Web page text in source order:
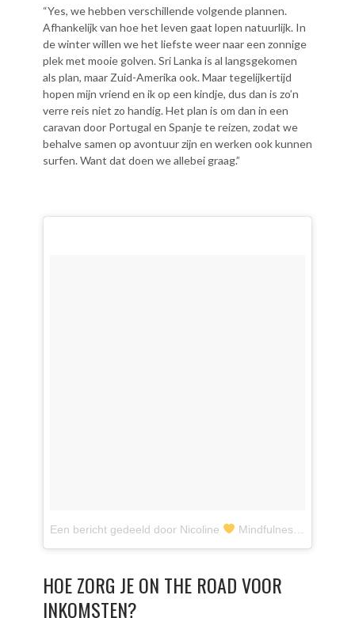
“Yes, we hebben verschillende volgende plannen.
Afhankelijk van hoe het leven gaat lopen natuurlijk. In
de winter willen we het liefste weer naar een zonnige
plek met mooie golven. Sri Lanka is al langsgekomen
als plan, maar Zuid-Amerika ook. Maar tegelijkertijd
hopen mijn vriend en ik op een kindje, dus dan is zo’n
verre reis niet zo handig. Het plan is om dan in een
caravan door Portugal en Spanje te reizen, zodat we
behalve samen op avontuur zijn en werken ook kunnen
surfen. Want dat doen we allebei graag.”
Een bericht gedeeld door Nicoline Mindfulness (@nicolinesmalbraak)
HOE ZORG JE ON THE ROAD VOOR
INKOMSTEN?